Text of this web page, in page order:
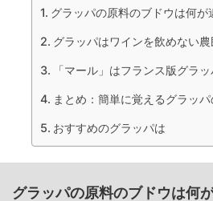
グラッパの原料のブドウは何が
グラッパはワインを飲めない
「マール」はフランス版グラ
まとめ：簡単に覚えるグラッ
おすすめのグラッパは
グラッパの原料のブドウは何